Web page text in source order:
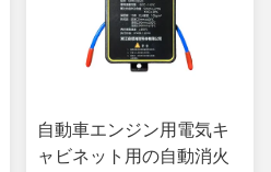
自動車エンジン用電気キ
ャビネット用の自動消火